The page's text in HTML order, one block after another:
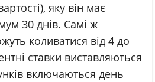
яку він має
30 днів. Самі ж
коливатися від 4 до
ставки виставляються
включаються день